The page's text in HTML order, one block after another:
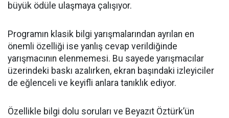
büyük ödüle ulaşmaya çalışıyor.
Programın klasik bilgi yarışmalarından ayrılan en
önemli özelliği ise yanlış cevap verildiğinde
yarışmacının elenmemesi. Bu sayede yarışmacılar
üzerindeki baskı azalırken, ekran başındaki izleyiciler
de eğlenceli ve keyifli anlara tanıklık ediyor.
Özellikle bilgi dolu soruları ve Beyazıt Öztürk’ün